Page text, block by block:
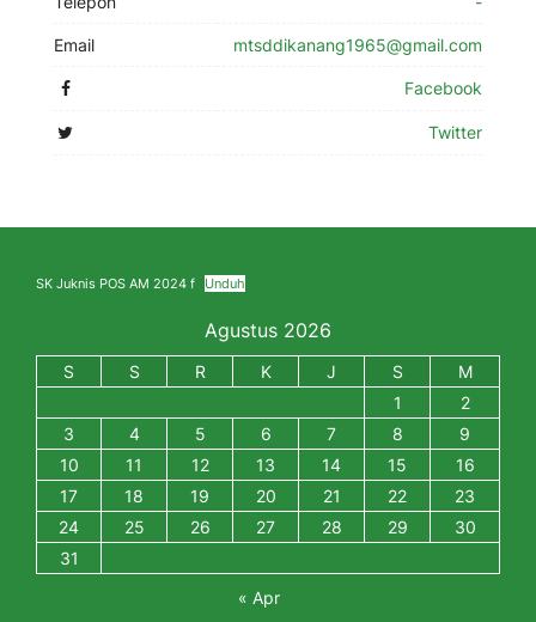
Email mtsddikanang1965@gmail.com
Facebook
Twitter
SK Juknis POS AM 2024 f Unduh
Agustus 2026
S S R K J S
M
1
2
3
4 5 6 7 8
9
10
11 12 13 14 15
16
17
18 19 20 21 22
23
24
25 26 27 28 29
30
31
« Apr